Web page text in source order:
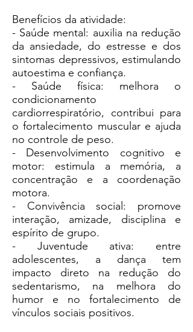
Benefícios da atividade:
- Saúde mental: auxilia na redução
da ansiedade, do estresse e dos
sintomas depressivos, estimulando
autoestima e confiança.
- Saúde física: melhora o
condicionamento
cardiorrespiratório, contribui para
o fortalecimento muscular e ajuda
no controle de peso.
- Desenvolvimento cognitivo e
motor: estimula a memória, a
concentração e a coordenação
motora.
- Convivência social: promove
interação, amizade, disciplina e
espírito de grupo.
- Juventude ativa: entre
adolescentes, a dança tem
impacto direto na redução do
sedentarismo, na melhora do
humor e no fortalecimento de
vínculos sociais positivos.